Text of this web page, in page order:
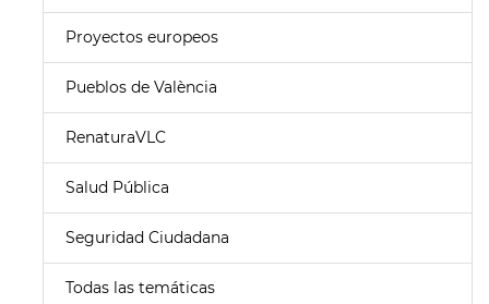
Proyectos europeos
Pueblos de València
RenaturaVLC
Salud Pública
Seguridad Ciudadana
Todas las temáticas